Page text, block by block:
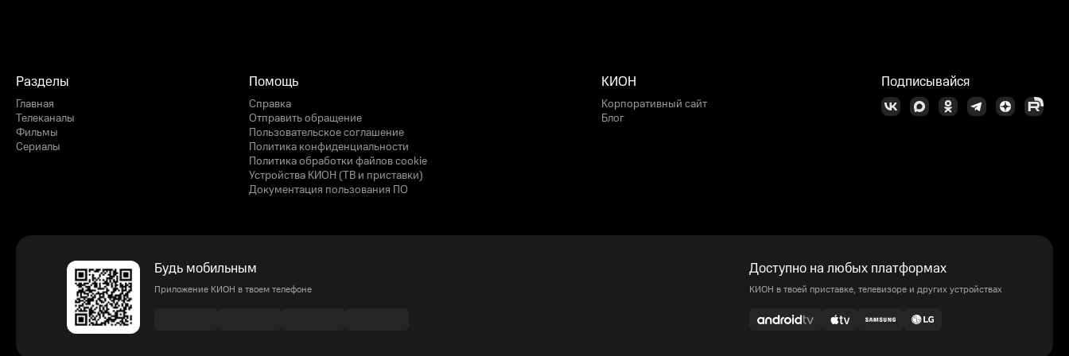
Разделы
Главная
Телеканалы
Фильмы
Сериалы
Помощь
Справка
Отправить обращение
Пользовательское соглашение
Политика конфиденциальности
Политика обработки файлов cookie
Устройства КИОН (ТВ и приставки)
Документация пользования ПО
КИОН
Корпоративный сайт
Блог
Подписывайся
Будь мобильным
Приложение КИОН в твоем телефоне
Доступно на любых платформах
КИОН в твоей приставке, телевизоре и других устройствах